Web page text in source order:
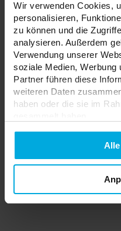
Wir verwenden Cookies,
personalisieren,
zu können und die
analysieren. Außerdem
Verwendung unserer
soziale Medien, Werbung
Partner führen diese
weiteren Daten
haben oder die sie im
Datenschutzerklarung
T-Stecker für 3-Phasen-
Bitte wenden Sie sich an